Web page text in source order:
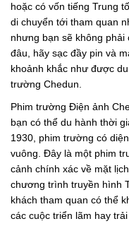
hoặc có vốn tiếng Trung
di chuyển tới tham quan
nhưng bạn sẽ không
đâu, hãy sạc đầy pin và
khoảnh khắc như được
trường Chedun.
Phim trường Điện ảnh
bạn có thể du hành thời
1930, phim trường có
vuông. Đây là một phim
cảnh chính xác về mặt
chương trình truyền hình
khách tham quan có thể
các cuộc triển lãm hay